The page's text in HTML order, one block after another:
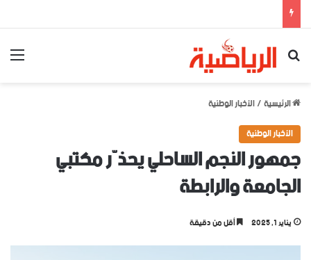
بحث عن
الرئيسية/الأخبار الوطنية
الأخبار الوطنية
جمهور النجم الساحلي يحذّر مكتبي
الجامعة والرابطة
يناير 1, 2025 أقل من دقيقة